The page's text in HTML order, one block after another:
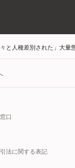
々と人種差別された」大
口
法に関する表記